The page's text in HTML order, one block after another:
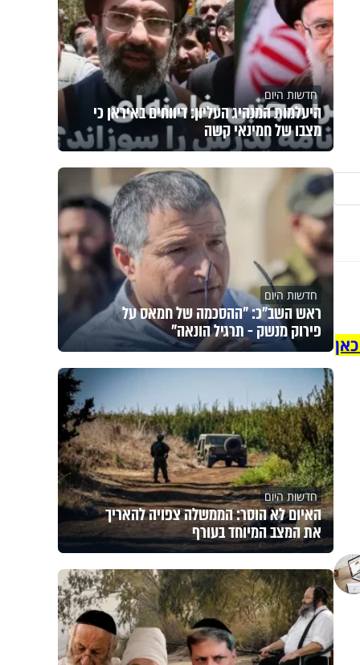
חדשות היום
היעלמות המנהיג העליון: דיווחים באיראן כי
מצבו של חמינאי קשה
חדשות היום
ראש השב"כ: "ההסכמה של חמאס על
פירוק מנשק - תרגיל הונאה"
חדשות היום
האיום לא הוסר: הממשלה צפויה להאריך
את המצב המיוחד בעורף